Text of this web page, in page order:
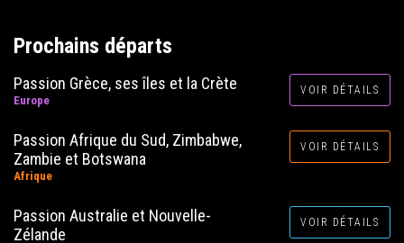
Prochains départs
Passion Grèce, ses îles et la Crète
Europe
VOIR DÉTAILS
Passion Afrique du Sud, Zimbabwe,
Zambie et Botswana
Afrique
VOIR DÉTAILS
Passion Australie et Nouvelle-
Zélande
VOIR DÉTAILS